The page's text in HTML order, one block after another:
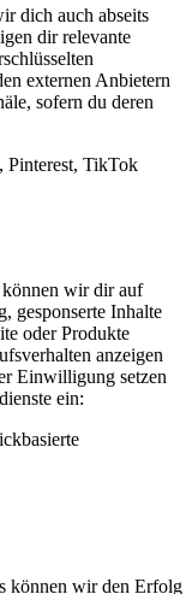
dich auch abseits
dir relevante
externen Anbietern
sofern du deren
TikTok
können wir dir auf
gesponserte Inhalte
oder Produkte
anzeigen
Einwilligung setzen
ein:
können wir den Erfolg